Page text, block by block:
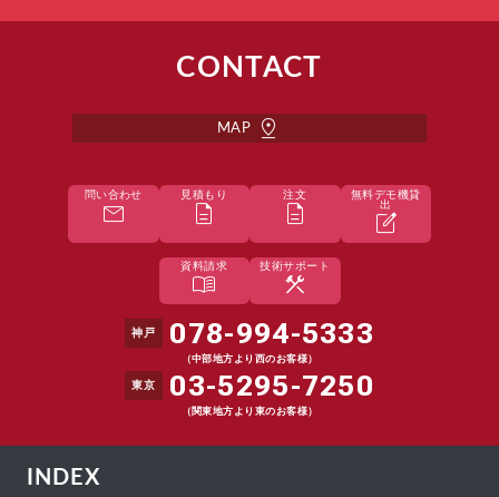
CONTACT
MAP pin_drop
問い合わせ
mail
見積もり
description
注文
description
無料デモ機貸
出
edit_square
資料請求
menu_book
技術サポート
construction
神戸 078-994-5333
（中部地方より西のお客様）
東京 03-5295-7250
（関東地方より東のお客様）
INDEX